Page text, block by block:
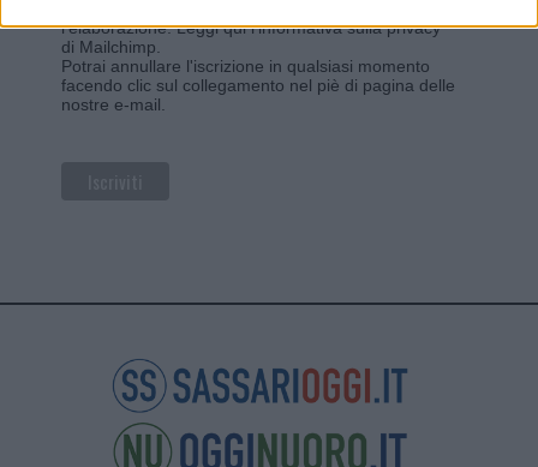
l'elaborazione.Leggi qui l'informativa sulla privacy
di Mailchimp
Potrai annullare l'iscrizione in qualsiasi momento
facendo clic sul collegamento nel piè di pagina delle
nostre e-mail.